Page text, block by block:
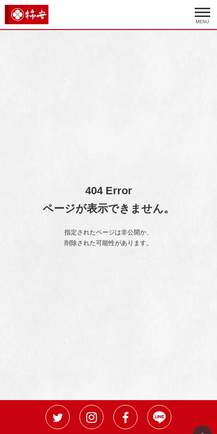
MENU
404 Error
ページが表示できません。
指定されたページは非公開か、
削除された可能性があります。